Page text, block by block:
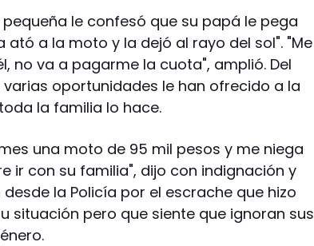
le confesó que su papá le pega
ató a la moto y la dejó al rayo del sol". "Me
no va a pagarme la cuota", amplió. Del
oportunidades le han ofrecido a la
la familia lo hace.
una moto de 95 mil pesos y me niega
ir con su familia", dijo con indignación y
la Policía por el escrache que hizo
situación pero que siente que ignoran sus